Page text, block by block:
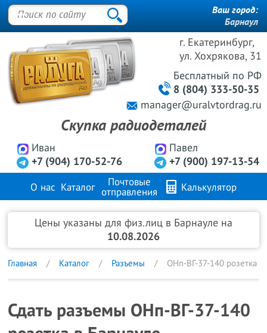
г. Екатеринбург,
ул. Хохрякова, 31
Иван
+7 (904) 170-52-76
Павел
+7 (900) 197-13-54
Бесплатный по РФ
8 (804) 333-50-35
manager@uralvtordrag.ru
Скупка радиодеталей
Ваш город:
Барнаул
О нас Каталог
Почтовые
отправления
Калькулятор
Продажа металлов Контакты
Цены указаны для физ.лиц в Барнауле на
10.08.2026
Главная Каталог Разъемы ОНп-ВГ-37-140 розетка
Сдать разъемы ОНп-ВГ-37-140